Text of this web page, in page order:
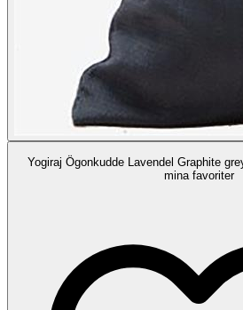
Yogiraj Ögonkudde Lavendel Graphite
mina favoriter